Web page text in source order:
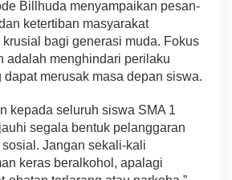
Billhuda menyampaikan pesan-
ketertiban masyarakat
bagi generasi muda. Fokus
adalah menghindari perilaku
dapat merusak masa depan siswa.
kepada seluruh siswa SMA 1
segala bentuk pelanggaran
Jangan sekali-kali
keras beralkohol, apalagi